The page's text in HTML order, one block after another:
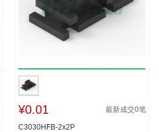
¥0.01 最新成交0笔
C3030HFB-2x2P